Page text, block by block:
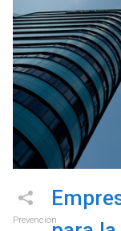
Prevención